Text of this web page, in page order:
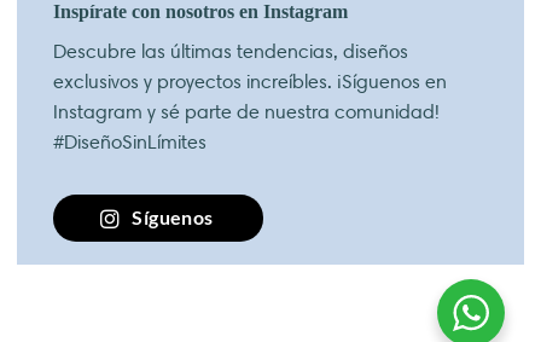
Inspírate con nosotros en Instagram
Descubre las últimas tendencias, diseños
exclusivos y proyectos increíbles. ¡Síguenos en
Instagram y sé parte de nuestra comunidad!
#DiseñoSinLímites
Síguenos